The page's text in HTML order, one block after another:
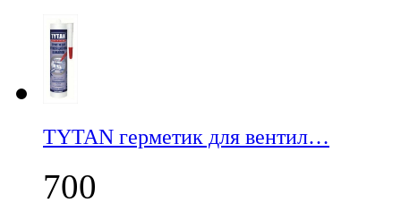
TYTAN герметик для вентил…
700